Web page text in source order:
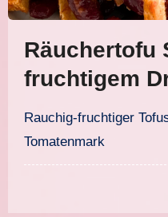
Räuchertofu
fruchtigem
Rauchig-fruchtiger Tofusalat mit Kidneybohnen und
Tomatenmark